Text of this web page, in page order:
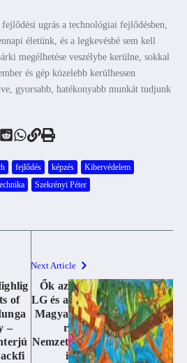
ugrás a technológiai fejlődésben,
életünk, és a legkevésbé sem kell
megélhetése veszélybe kerülne, sokkal
és gép közelebb kerülhessen
gyorsabb, hatékonyabb munkát tudjunk
fejlődés képzés
Kibervédelem
Szekrényi Péter
of
–
Next Article
Ők az
LG és a
Magya
r
Nemzet
i